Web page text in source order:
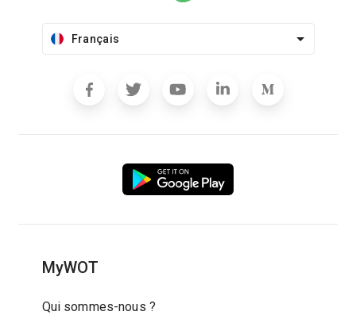
Français
MyWOT
Qui sommes-nous ?